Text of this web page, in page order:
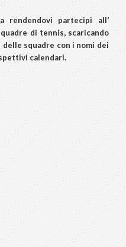
rendendovi partecipi all’
di tennis, scaricando
squadre con i nomi dei
calendari.